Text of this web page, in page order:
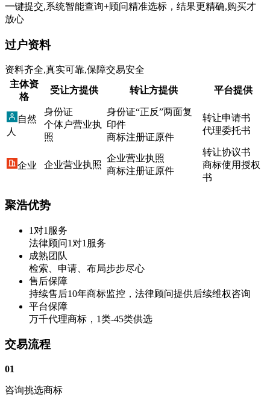
一键提交,系统智能查询+顾问精准选标，结果更精确,购买才
放心
过户资料
资料齐全,真实可靠,保障交易安全
主体资
格
受让方提供 转让方提供 平台提供
自然
人
身份证
个体户营业执
照
身份证“正反”两面复
印件
商标注册证原件
转让申请书
代理委托书
企业 企业营业执照
企业营业执照
商标注册证原件
转让协议书
商标使用授权
书
聚浩优势
1对1服务
法律顾问1对1服务
成熟团队
检索、申请、布局步步尽心
售后保障
持续售后10年商标监控，法律顾问提供后续维权咨询
平台保障
万千代理商标，1类-45类供选
交易流程
01
咨询挑选商标